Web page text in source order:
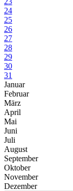
24
25
26
27
28
29
30
31
Januar
Februar
März
April
Mai
Juni
Juli
August
September
Oktober
November
Dezember